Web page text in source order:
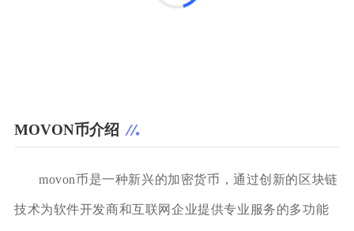
MOVON币介绍
movon币是一种新兴的加密货币，通过创新的区块链
技术为软件开发商和互联网企业提供专业服务的多功能